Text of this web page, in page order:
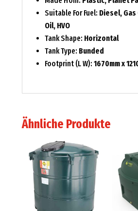
Suitable For Fuel: Diesel,
Oil, HVO
Tank Shape: Horizontal
Tank Type: Bunded
Footprint (L W): 1670mm x
Ähnliche Produkte